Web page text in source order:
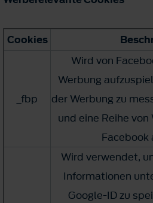
Cookies
_fbp
Wird von
Werbung
der Werbung zu
und eine Reihe
Facebook
Wird verwendet,
Informationen
Google-ID zu